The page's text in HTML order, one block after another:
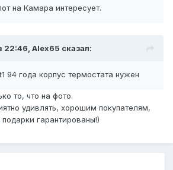
на Камара интересует.
22:46, Alex65 сказал:
94 года корпус термостата нужен
то, что на фото.
удивлять, хорошим покупателям,
гарантированы!)